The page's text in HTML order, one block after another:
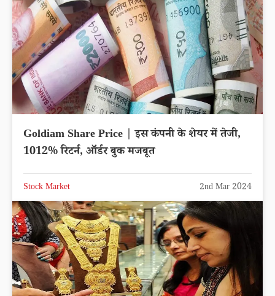
Goldiam Share Price | इस कंपनी के शेयर में तेजी,
1012% रिटर्न, ऑर्डर बुक मजबूत
Stock Market 2nd Mar 2024